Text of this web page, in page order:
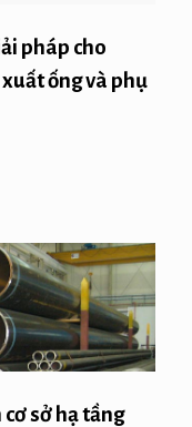
pháp cho
ống và phụ
sở hạ tầng